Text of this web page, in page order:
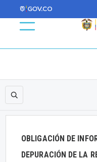
OBLIGACIÓN DE
DEPURACIÓN DE LA